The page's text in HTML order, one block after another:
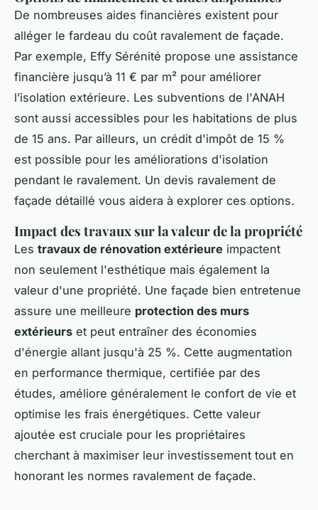
De nombreuses aides financières existent pour
alléger le fardeau du coût ravalement de façade.
Par exemple, Effy Sérénité propose une assistance
financière jusqu’à 11 € par m² pour améliorer
l’isolation extérieure. Les subventions de l'ANAH
sont aussi accessibles pour les habitations de plus
de 15 ans. Par ailleurs, un crédit d'impôt de 15 %
est possible pour les améliorations d'isolation
pendant le ravalement. Un devis ravalement de
façade détaillé vous aidera à explorer ces options.
Impact des travaux sur la valeur de la propriété
Les travaux de rénovation extérieure impactent
non seulement l'esthétique mais également la
valeur d'une propriété. Une façade bien entretenue
assure une meilleure protection des murs
extérieurs et peut entraîner des économies
d'énergie allant jusqu'à 25 %. Cette augmentation
en performance thermique, certifiée par des
études, améliore généralement le confort de vie et
optimise les frais énergétiques. Cette valeur
ajoutée est cruciale pour les propriétaires
cherchant à maximiser leur investissement tout en
honorant les normes ravalement de façade.